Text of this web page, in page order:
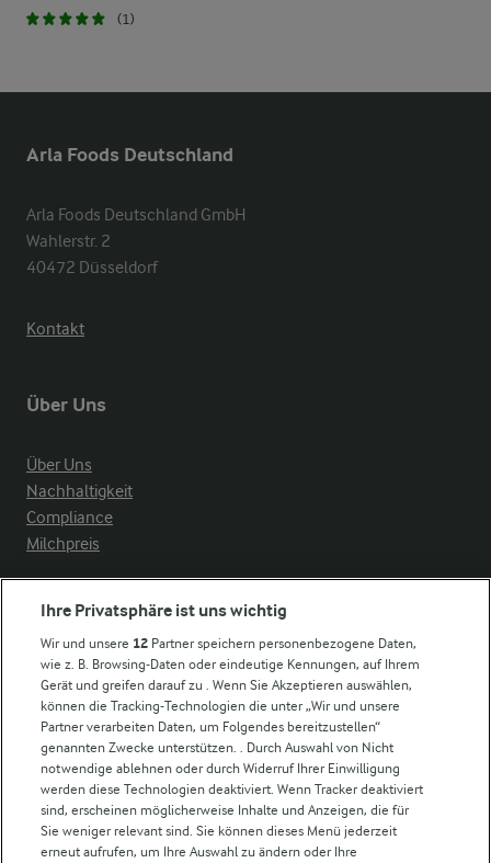
(1)
Arla Foods Deutschland
Arla Foods Deutschland GmbH
Wahlerstr. 2
40472 Düsseldorf
Kontakt
Über Uns
Über Uns
Nachhaltigkeit
Compliance
Milchpreis
Weitere Arla Websites
Castello
Lurpak
Arla Pro
Für unsere Landwirt:innen
Ihre Privatsphäre ist uns wichtig
Wir und unsere 12 Partner speichern personenbezogene Daten,
wie z. B. Browsing-Daten oder eindeutige Kennungen, auf Ihrem
Gerät und greifen darauf zu . Wenn Sie Akzeptieren auswählen,
können die Tracking-Technologien die unter „Wir und unsere
Partner verarbeiten Daten, um Folgendes bereitzustellen“
genannten Zwecke unterstützen. . Durch Auswahl von Nicht
notwendige ablehnen oder durch Widerruf Ihrer Einwilligung
werden diese Technologien deaktiviert. Wenn Tracker deaktiviert
sind, erscheinen möglicherweise Inhalte und Anzeigen, die für
Sie weniger relevant sind. Sie können dieses Menü jederzeit
erneut aufrufen, um Ihre Auswahl zu ändern oder Ihre